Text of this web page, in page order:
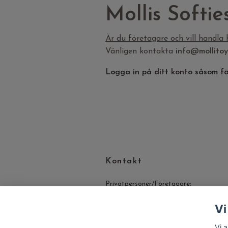
Mollis
Är du företagare och vill handla
Vänligen kontakta
Logga in på ditt konto såsom
Kontakt
Privatpersoner/Företagare: